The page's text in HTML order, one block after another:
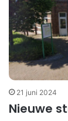
21 juni 2024
Nieuwe